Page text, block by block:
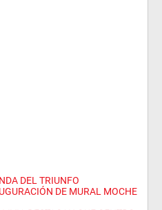
DEL TRIUNFO
DE MURAL MOCHE